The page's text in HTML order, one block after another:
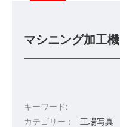
マシニング加工機
キーワード:
カテゴリー：
工場写真